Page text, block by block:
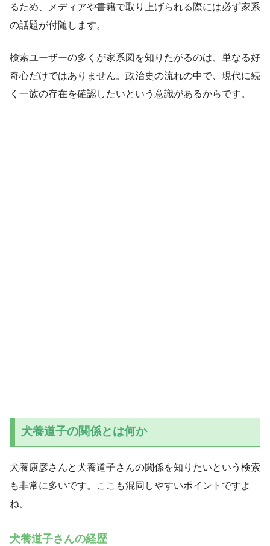
るため、メディアや書籍で取り上げられる際には必ず家系
の話題が付随します。
検索ユーザーの多くが家系図を知りたがるのは、単なる好
奇心だけではありません。政治史の流れの中で、現代に続
く一族の存在を確認したいという意識があるからです。
犬養道子の関係とは何か
犬養康彦さんと犬養道子さんの関係を知りたいという検索
も非常に多いです。ここも混同しやすいポイントですよ
ね。
犬養道子さんの経歴